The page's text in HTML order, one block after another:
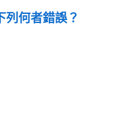
列何者錯誤？